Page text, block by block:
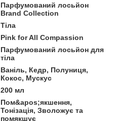
Парфумований лосьйон
Brand Collection
Тіла
Pink for All Compassion
Парфумований лосьйон для
тіла
Ваніль, Кедр, Полуниця,
Кокос, Мускус
200 мл
Пом&apos;якшення,
Тонізація, Зволожує та
помякшує